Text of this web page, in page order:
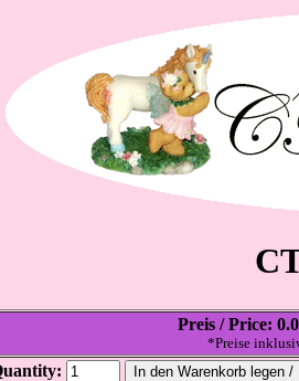
Preis / Price:
*Preise